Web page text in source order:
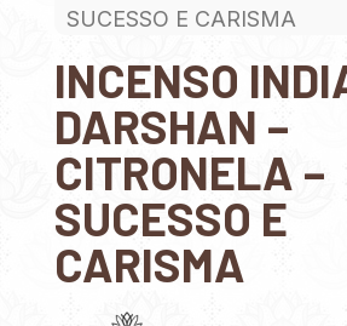
SUCESSO E CARISMA
INCENSO
DARSHAN –
CITRONELA –
SUCESSO E
CARISMA